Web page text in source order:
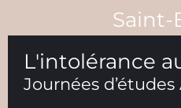
L'intolérance
Journées d’études